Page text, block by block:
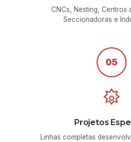
CNCs, Nesting, Centros
Seccionadoras e
05
Projetos
Linhas completas